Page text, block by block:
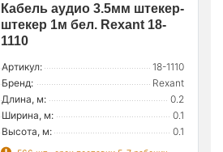
Кабель аудио 3.5мм штекер-
штекер 1м бел. Rexant 18-
1110
Артикул:
18-1110
Бренд:
Rexant
Длина, м:
0.2
Ширина, м:
0.1
Высота, м:
0.1